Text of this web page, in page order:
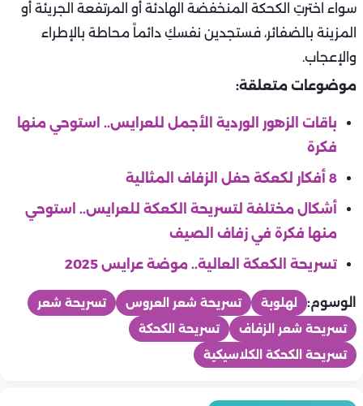
سواء اخترتِ الكحكة المنخفضة الهادئة أو المرتفعة الجريئة أو
المزينة بالضفائر، فستجدين نفسكِ دائماً محاطة بالإطراء
والإعجاب.
موضوعات متعلقة:
باقات الزهور الوردية الأجمل للعرايس.. استوحي منها
فكرة
8 أفكار لكعكة حفل الزفاف المثالية
أشكال مختلفة لتسريحة الكعكة للعرايس.. استوحي
منها فكرة في زفاف الصيف
تسريحة الكعكة العالية.. موضة عرايس 2025
الوسوم: لهلوبة تسريحة شعر العروس
تسريحة شعر
تسريحة شعر الزفاف
تسريحة الكحكة
تسريحة الكحكة الكلاسيكية